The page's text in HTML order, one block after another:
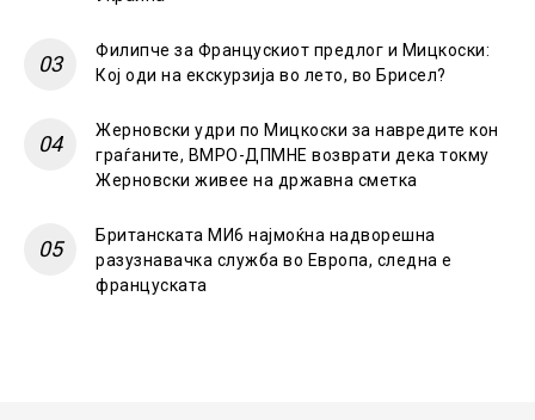
Филипче за Францускиот предлог и Мицкоски:
Кој оди на екскурзија во лето, во Брисел?
Жерновски удри по Мицкоски за навредите кон
граѓаните, ВМРО-ДПМНЕ возврати дека токму
Жерновски живее на државна сметка
Британската МИ6 најмоќна надворешна
разузнавачка служба во Европа, следна е
француската